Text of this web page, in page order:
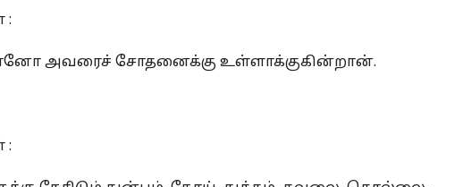
:
அவரைச் சோதனைக்கு உள்ளாக்குகின்றான்.
: